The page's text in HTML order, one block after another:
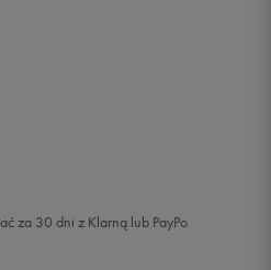
za 30 dni z Klarną lub PayPo